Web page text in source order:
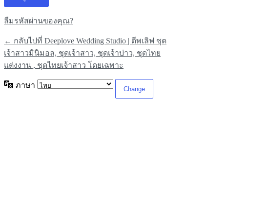
ลืมรหัสผ่านของคุณ?
← กลับไปที่ Deeplove Wedding Studio | ดีพเลิฟ ชุด
เจ้าสาวมินิมอล, ชุดเจ้าสาว, ชุดเจ้าบ่าว, ชุดไทย
แต่งงาน , ชุดไทยเจ้าสาว โดยเฉพาะ
ภาษา